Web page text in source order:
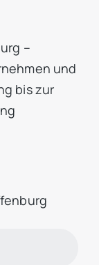
–
und
bis zur